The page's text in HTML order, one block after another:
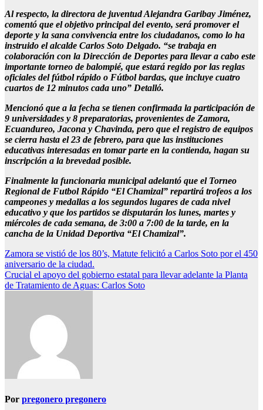
Al respecto, la directora de juventud Alejandra Garibay Jiménez,
comentó que el objetivo principal del evento, será promover el
deporte y la sana convivencia entre los ciudadanos, como lo ha
instruido el alcalde Carlos Soto Delgado. “se trabaja en
colaboración con la Dirección de Deportes para llevar a cabo este
importante torneo de balompié, que estará regido por las reglas
oficiales del fútbol rápido o Fútbol bardas, que incluye cuatro
cuartos de 12 minutos cada uno” Detalló.
Mencionó que a la fecha se tienen confirmada la participación de
9 universidades y 8 preparatorias, provenientes de Zamora,
Ecuandureo, Jacona y Chavinda, pero que el registro de equipos
se cierra hasta el 23 de febrero, para que las instituciones
educativas interesadas en tomar parte en la contienda, hagan su
inscripción a la brevedad posible.
Finalmente la funcionaria municipal adelantó que el Torneo
Regional de Futbol Rápido “El Chamizal” repartirá trofeos a los
campeones y medallas a los segundos lugares de cada nivel
educativo y que los partidos se disputarán los lunes, martes y
miércoles de cada semana, de 3:00 a 7:00 de la tarde, en la
cancha de la Unidad Deportiva “El Chamizal”.
Navegación
de
entradas
Zamora se vistió de los 80’s, Matute felicitó a Carlos Soto por el 450
aniversario de la ciudad.
Crucial el apoyo del gobierno estatal para llevar adelante la Planta
de Tratamiento de Aguas: Carlos Soto
Por pregonero pregonero